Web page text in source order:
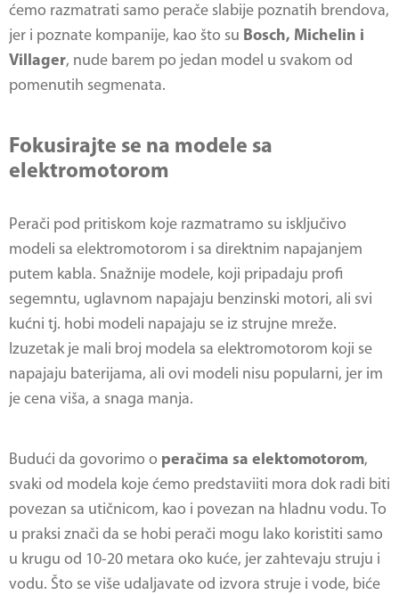
ćemo razmatrati samo perače slabije poznatih brendova,
jer i poznate kompanije, kao što su Bosch, Michelin i
Villager, nude barem po jedan model u svakom od
pomenutih segmenata.
Fokusirajte se na modele sa
elektromotorom
Perači pod pritiskom koje razmatramo su isključivo
modeli sa elektromotorom i sa direktnim napajanjem
putem kabla. Snažnije modele, koji pripadaju profi
segemntu, uglavnom napajaju benzinski motori, ali svi
kućni tj. hobi modeli napajaju se iz strujne mreže.
Izuzetak je mali broj modela sa elektromotorom koji se
napajaju baterijama, ali ovi modeli nisu popularni, jer im
je cena viša, a snaga manja.
Budući da govorimo o peračima sa elektomotorom,
svaki od modela koje ćemo predstaviiti mora dok radi biti
povezan sa utičnicom, kao i povezan na hladnu vodu. To
u praksi znači da se hobi perači mogu lako koristiti samo
u krugu od 10-20 metara oko kuće, jer zahtevaju struju i
vodu. Što se više udaljavate od izvora struje i vode, biće